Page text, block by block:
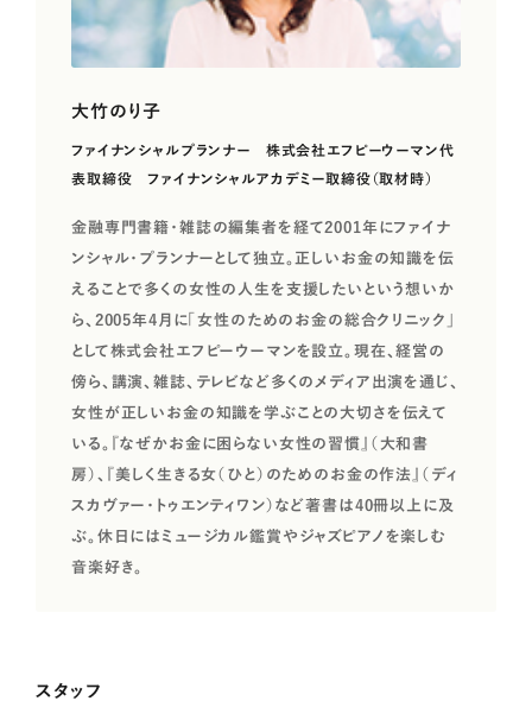
大竹のり子
ファイナンシャルプランナー 株式会社エフピーウーマン代
表取締役 ファイナンシャルアカデミー取締役（取材時）
金融専門書籍・雑誌の編集者を経て2001年にファイナ
ンシャル・プランナーとして独立。正しいお金の知識を伝
えることで多くの女性の人生を支援したいという想いか
ら、2005年4月に「女性のためのお金の総合クリニック」
として株式会社エフピーウーマンを設立。現在、経営の
傍ら、講演、雑誌、テレビなど多くのメディア出演を通じ、
女性が正しいお金の知識を学ぶことの大切さを伝えて
いる。『なぜかお金に困らない女性の習慣』（大和書
房）、『美しく生きる女（ひと）のためのお金の作法』（ディ
スカヴァー・トゥエンティワン）など著書は40冊以上に及
ぶ。休日にはミュージカル鑑賞やジャズピアノを楽しむ
音楽好き。
スタッフ